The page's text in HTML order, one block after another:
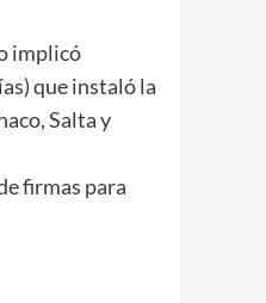
implicó
que instaló la
Salta y
firmas para